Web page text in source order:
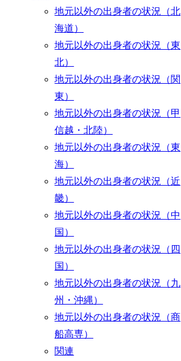
地元以外の出身者の状況（北
海道）
地元以外の出身者の状況（東
北）
地元以外の出身者の状況（関
東）
地元以外の出身者の状況（甲
信越・北陸）
地元以外の出身者の状況（東
海）
地元以外の出身者の状況（近
畿）
地元以外の出身者の状況（中
国）
地元以外の出身者の状況（四
国）
地元以外の出身者の状況（九
州・沖縄）
地元以外の出身者の状況（商
船高専）
関連